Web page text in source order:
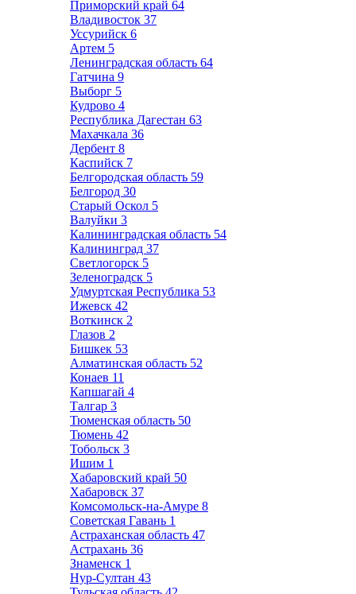
Приморский край 64
Владивосток 37
Уссурийск 6
Артем 5
Ленинградская область 64
Гатчина 9
Выборг 5
Кудрово 4
Республика Дагестан 63
Махачкала 36
Дербент 8
Каспийск 7
Белгородская область 59
Белгород 30
Старый Оскол 5
Валуйки 3
Калининградская область 54
Калининград 37
Светлогорск 5
Зеленоградск 5
Удмуртская Республика 53
Ижевск 42
Воткинск 2
Глазов 2
Бишкек 53
Алматинская область 52
Конаев 11
Капшагай 4
Талгар 3
Тюменская область 50
Тюмень 42
Тобольск 3
Ишим 1
Хабаровский край 50
Хабаровск 37
Комсомольск-на-Амуре 8
Советская Гавань 1
Астраханская область 47
Астрахань 36
Знаменск 1
Нур-Султан 43